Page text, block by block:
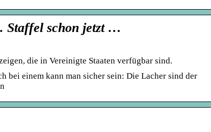
Staffel schon jetzt …
die in Vereinigte Staaten verfügbar sind.
bei einem kann man sicher sein: Die Lacher sind der